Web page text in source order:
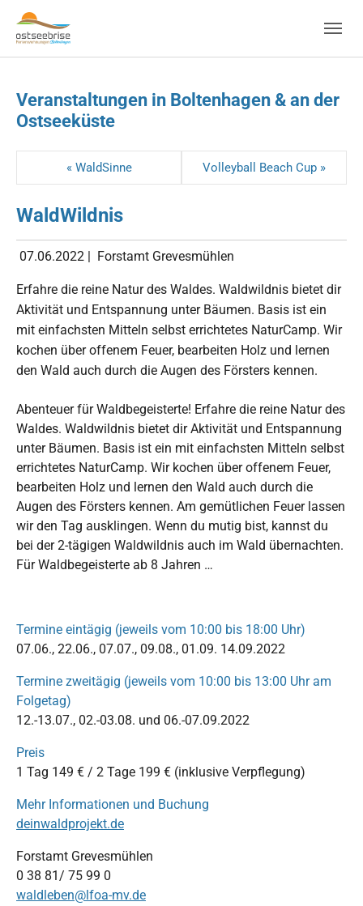
Skip to main navigation
Zum Hauptinhalt springen
Skip to page footer
Veranstaltungen in Boltenhagen & an der
Ostseeküste
« WaldSinne Volleyball Beach Cup »
WaldWildnis
07.06.2022 | Forstamt Grevesmühlen
Erfahre die reine Natur des Waldes. Waldwildnis bietet dir
Aktivität und Entspannung unter Bäumen. Basis ist ein
mit einfachsten Mitteln selbst errichtetes NaturCamp. Wir
kochen über offenem Feuer, bearbeiten Holz und lernen
den Wald auch durch die Augen des Försters kennen.
Abenteuer für Waldbegeisterte! Erfahre die reine Natur des
Waldes. Waldwildnis bietet dir Aktivität und Entspannung
unter Bäumen. Basis ist ein mit einfachsten Mitteln selbst
errichtetes NaturCamp. Wir kochen über offenem Feuer,
bearbeiten Holz und lernen den Wald auch durch die
Augen des Försters kennen. Am gemütlichen Feuer lassen
wir den Tag ausklingen. Wenn du mutig bist, kannst du
bei der 2-tägigen Waldwildnis auch im Wald übernachten.
Für Waldbegeisterte ab 8 Jahren …
Termine eintägig (jeweils vom 10:00 bis 18:00 Uhr)
07.06., 22.06., 07.07., 09.08., 01.09. 14.09.2022
Termine zweitägig (jeweils vom 10:00 bis 13:00 Uhr am
Folgetag)
12.-13.07., 02.-03.08. und 06.-07.09.2022
Preis
1 Tag 149 € / 2 Tage 199 € (inklusive Verpflegung)
Mehr Informationen und Buchung
deinwaldprojekt.de
Forstamt Grevesmühlen
0 38 81/ 75 99 0
waldleben@lfoa-mv.de